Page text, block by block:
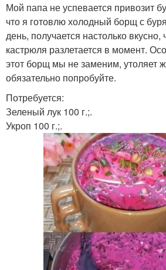
Мой папа не успевается привозит
что я готовлю холодный борщ с
день, получается настолько
кастрюля разлетается в момент.
этот борщ мы не заменим, утоляет
обязательно попробуйте.
Потребуется:
Зеленый лук 100 г.;.
Укроп 100 г.;.